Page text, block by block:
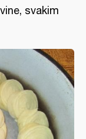
svakim